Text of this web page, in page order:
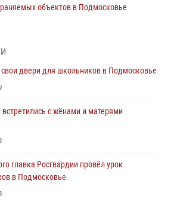
объектов в Подмосковье
из супермаркета в Подмосковье
Подмосковье (видео)
двери для школьников в Подмосковье
с жёнами и матерями
главка Росгвардии провёл урок
в Подмосковье